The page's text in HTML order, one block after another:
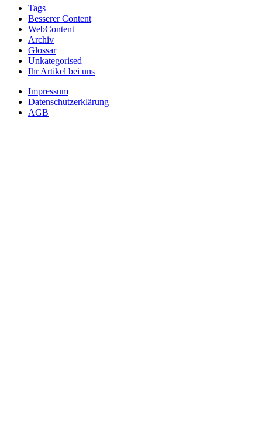
Tags
Besserer Content
WebContent
Archiv
Glossar
Unkategorised
Ihr Artikel bei uns
Impressum
Datenschutzerklärung
AGB